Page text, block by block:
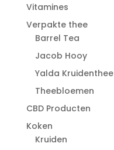
Vitamines
Verpakte thee
Barrel Tea
Jacob Hooy
Yalda Kruidenthee
Theebloemen
CBD Producten
Koken
Kruiden